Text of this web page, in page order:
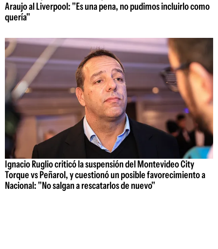
Araujo al Liverpool: "Es una pena, no pudimos incluirlo como
quería"
Ignacio Ruglio criticó la suspensión del Montevideo City
Torque vs Peñarol, y cuestionó un posible favorecimiento a
Nacional: "No salgan a rescatarlos de nuevo"